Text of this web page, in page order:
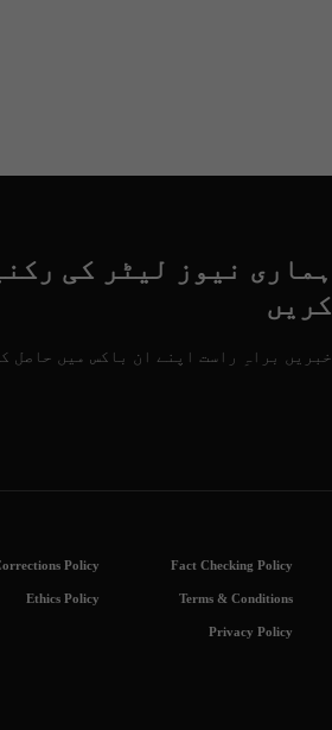
ہماری نیوز لیٹر کی
کریں
خبریں براہِ راست اپنے ان باکس میں حاصل
Fact Checking Policy
Policy
Terms & Conditions
Ethics Policy
Privacy Policy